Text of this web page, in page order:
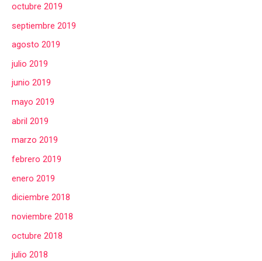
octubre 2019
septiembre 2019
agosto 2019
julio 2019
junio 2019
mayo 2019
abril 2019
marzo 2019
febrero 2019
enero 2019
diciembre 2018
noviembre 2018
octubre 2018
julio 2018